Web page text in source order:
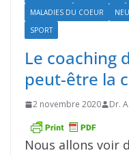
MALADIES DU COEUR
SPORT
Le coaching
peut-être la
2 novembre 2020 Dr.
Nous allons voir